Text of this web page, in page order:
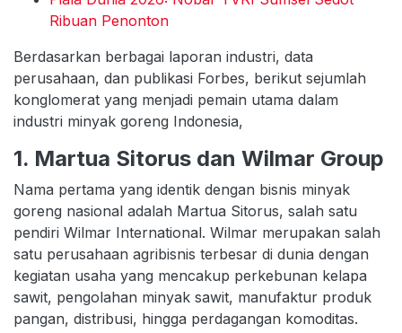
Ribuan Penonton
Berdasarkan berbagai laporan industri, data
perusahaan, dan publikasi Forbes, berikut sejumlah
konglomerat yang menjadi pemain utama dalam
industri minyak goreng Indonesia,
1. Martua Sitorus dan Wilmar Group
Nama pertama yang identik dengan bisnis minyak
goreng nasional adalah Martua Sitorus, salah satu
pendiri Wilmar International. Wilmar merupakan salah
satu perusahaan agribisnis terbesar di dunia dengan
kegiatan usaha yang mencakup perkebunan kelapa
sawit, pengolahan minyak sawit, manufaktur produk
pangan, distribusi, hingga perdagangan komoditas.